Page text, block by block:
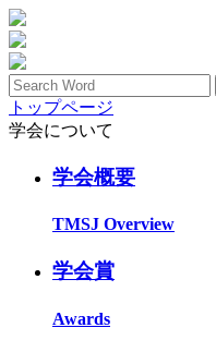
トップページ
学会について
学会概要
TMSJ Overview
学会賞
Awards